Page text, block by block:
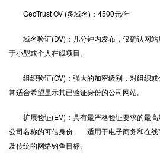
GeoTrust OV (多域名)：4500元/年
域名验证(DV)：几分钟内发布，仅确认网
于小型或个人在线项目。
组织验证(OV)：强大的加密级别，对组织
常适合希望显示其已验证身份的公司网站。
扩展验证(EV)：具有最严格验证要求的最高
公司名称的可信身份——适用于电子商务和在线
及传统的网络钓鱼目标。